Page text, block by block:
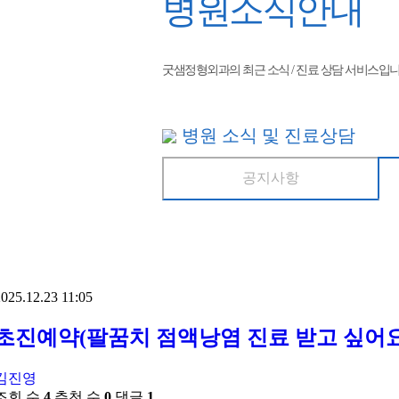
병원소식안내
굿샘정형외과의 최근 소식 / 진료 상담 서비스입
병원 소식 및 진료상담
공지사항
11:05
진예약(팔꿈치 점액낭염 진료 받고 싶어
진영